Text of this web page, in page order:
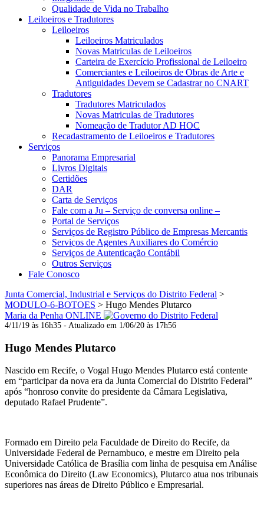
Qualidade de Vida no Trabalho
Leiloeiros e Tradutores
Leiloeiros
Leiloeiros Matriculados
Novas Matriculas de Leiloeiros
Carteira de Exercício Profissional de Leiloeiro
Comerciantes e Leiloeiros de Obras de Arte e
Antiguidades Devem se Cadastrar no CNART
Tradutores
Tradutores Matriculados
Novas Matriculas de Tradutores
Nomeação de Tradutor AD HOC
Recadastramento de Leiloeiros e Tradutores
Serviços
Panorama Empresarial
Livros Digitais
Certidões
DAR
Carta de Serviços
Fale com a Ju – Serviço de conversa online –
Portal de Serviços
Serviços de Registro Público de Empresas Mercantis
Serviços de Agentes Auxiliares do Comércio
Serviços de Autenticação Contábil
Outros Serviços
Fale Conosco
Junta Comercial, Industrial e Serviços do Distrito Federal >
MODULO-6-BOTOES > Hugo Mendes Plutarco
Maria da Penha ONLINE
4/11/19 às 16h35 - Atualizado em 1/06/20 às 17h56
Hugo Mendes Plutarco
Nascido em Recife, o Vogal Hugo Mendes Plutarco está contente
em “participar da nova era da Junta Comercial do Distrito Federal”
após “honroso convite do presidente da Câmara Legislativa,
deputado Rafael Prudente”.
Formado em Direito pela Faculdade de Direito do Recife, da
Universidade Federal de Pernambuco, e mestre em Direito pela
Universidade Católica de Brasília com linha de pesquisa em Análise
Econômica do Direito (Law Economics), Plutarco atua nos tribunais
superiores nas áreas de Direito Público e Empresarial.